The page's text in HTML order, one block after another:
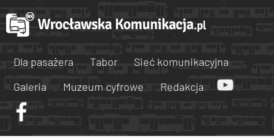
Dla pasażera Tabor
Sieć komunikacyjna
Galeria
Muzeum cyfrowe Redakcja